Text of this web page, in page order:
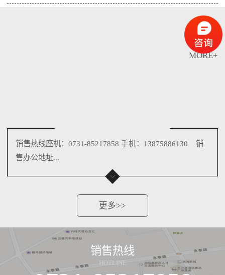
MORE+
销售热线座机：0731-85217858 手机：13875886130 销
售办公地址...
更多>>
销售热线
HOTLINE